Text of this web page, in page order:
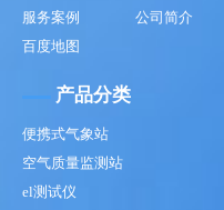
服务案例
公司简介
百度地图
产品分类
便携式气象站
空气质量监测站
el测试仪